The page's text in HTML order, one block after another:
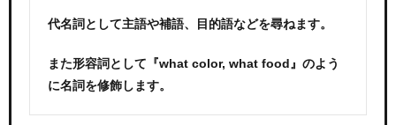
代名詞として主語や補語、目的語などを尋ねます。
また形容詞として『what color, what food』のよう
に名詞を修飾します。